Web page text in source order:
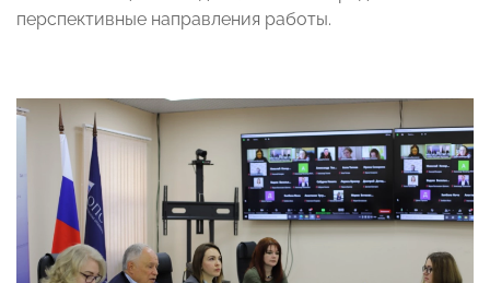
перспективные направления работы.